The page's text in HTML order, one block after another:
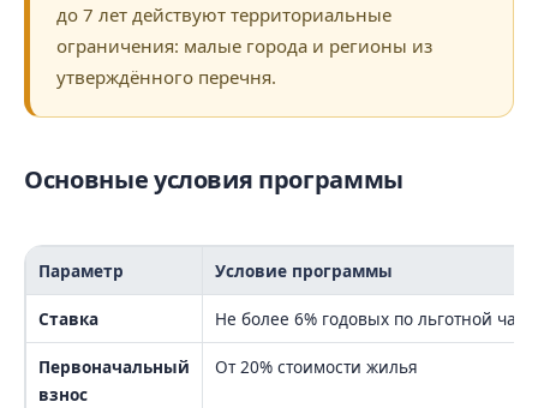
до 7 лет действуют территориальные
ограничения: малые города и регионы из
утверждённого перечня.
Основные условия программы
Параметр Условие программы
Ставка Не более 6% годовых по льготной
Первоначальный
взнос
От 20% стоимости жилья